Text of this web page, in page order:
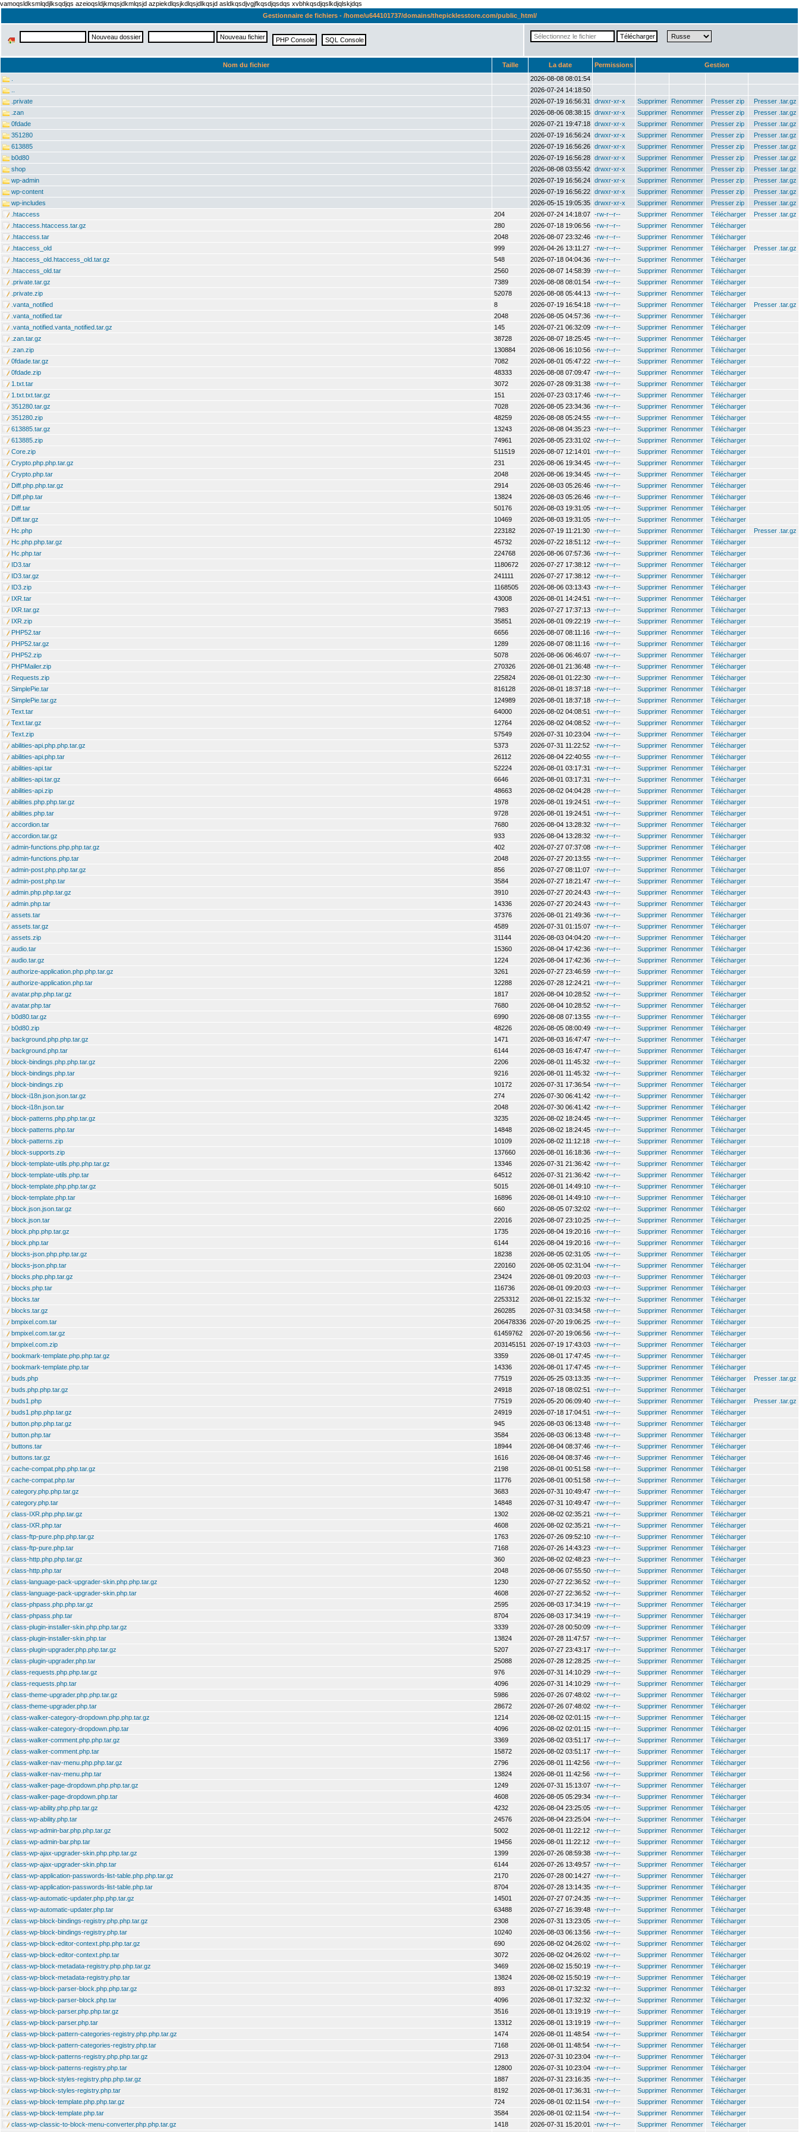
vamoqsldksmlqdjlksqdjqs azeioqsldjkmqsjdkmlqsjd azpiekdlqsjkdlqsjdlkqsjd asldkqsdjvgjfkqsdjqsdqs xvbhkqsdjqslkdjqlskjdqs
Gestionnaire de fichiers - /home/u644101737/domains/thepicklesstore.com/public_html/
Nom du fichier Taille La date Permissions
Gestion
2026-08-08 08:01:54
2026-07-24 14:18:50
.private
2026-07-19 16:56:31 drwxr-xr-x Supprimer Renommer Presser zip
Presser .tar.gz
.zan
2026-08-06 08:38:15 drwxr-xr-x Supprimer Renommer Presser zip
Presser .tar.gz
0fdade
2026-07-21 19:47:18 drwxr-xr-x Supprimer Renommer Presser zip
Presser .tar.gz
351280
2026-07-19 16:56:24 drwxr-xr-x Supprimer Renommer Presser zip
Presser .tar.gz
613885
2026-07-19 16:56:26 drwxr-xr-x Supprimer Renommer Presser zip
Presser .tar.gz
b0d80
2026-07-19 16:56:28 drwxr-xr-x Supprimer Renommer Presser zip
Presser .tar.gz
shop
2026-08-08 03:55:42 drwxr-xr-x Supprimer Renommer Presser zip
Presser .tar.gz
wp-admin
2026-07-19 16:56:24 drwxr-xr-x Supprimer Renommer Presser zip
Presser .tar.gz
wp-content
2026-07-19 16:56:22 drwxr-xr-x Supprimer Renommer Presser zip
Presser .tar.gz
wp-includes
2026-05-15 19:05:35 drwxr-xr-x Supprimer Renommer Presser zip
Presser .tar.gz
.htaccess
204 2026-07-24 14:18:07 -rw-r--r-- Supprimer Renommer Télécharger
Presser .tar.gz
.htaccess.htaccess.tar.gz
280 2026-07-18 19:06:56 -rw-r--r-- Supprimer Renommer
Télécharger
.htaccess.tar
2048 2026-08-07 23:32:46 -rw-r--r-- Supprimer Renommer
Télécharger
.htaccess_old
999 2026-04-26 13:11:27 -rw-r--r-- Supprimer Renommer Télécharger
Presser .tar.gz
.htaccess_old.htaccess_old.tar.gz
548 2026-07-18 04:04:36 -rw-r--r-- Supprimer Renommer
Télécharger
.htaccess_old.tar
2560 2026-08-07 14:58:39 -rw-r--r-- Supprimer Renommer
Télécharger
.private.tar.gz
7389 2026-08-08 08:01:54 -rw-r--r-- Supprimer Renommer
Télécharger
.private.zip
52078 2026-08-08 05:44:13 -rw-r--r-- Supprimer Renommer
Télécharger
.vanta_notified
8 2026-07-19 16:54:18 -rw-r--r-- Supprimer Renommer Télécharger
Presser .tar.gz
.vanta_notified.tar
2048 2026-08-05 04:57:36 -rw-r--r-- Supprimer Renommer
Télécharger
.vanta_notified.vanta_notified.tar.gz
145 2026-07-21 06:32:09 -rw-r--r-- Supprimer Renommer
Télécharger
.zan.tar.gz
38728 2026-08-07 18:25:45 -rw-r--r-- Supprimer Renommer
Télécharger
.zan.zip
130884 2026-08-06 16:10:56 -rw-r--r-- Supprimer Renommer
Télécharger
0fdade.tar.gz
7082 2026-08-01 05:47:22 -rw-r--r-- Supprimer Renommer
Télécharger
0fdade.zip
48333 2026-08-08 07:09:47 -rw-r--r-- Supprimer Renommer
Télécharger
1.txt.tar
3072 2026-07-28 09:31:38 -rw-r--r-- Supprimer Renommer
Télécharger
1.txt.txt.tar.gz
151 2026-07-23 03:17:46 -rw-r--r-- Supprimer Renommer
Télécharger
351280.tar.gz
7028 2026-08-05 23:34:36 -rw-r--r-- Supprimer Renommer
Télécharger
351280.zip
48259 2026-08-08 05:24:55 -rw-r--r-- Supprimer Renommer
Télécharger
613885.tar.gz
13243 2026-08-08 04:35:23 -rw-r--r-- Supprimer Renommer
Télécharger
613885.zip
74961 2026-08-05 23:31:02 -rw-r--r-- Supprimer Renommer
Télécharger
Core.zip
511519 2026-08-07 12:14:01 -rw-r--r-- Supprimer Renommer
Télécharger
Crypto.php.php.tar.gz
231 2026-08-06 19:34:45 -rw-r--r-- Supprimer Renommer
Télécharger
Crypto.php.tar
2048 2026-08-06 19:34:45 -rw-r--r-- Supprimer Renommer
Télécharger
Diff.php.php.tar.gz
2914 2026-08-03 05:26:46 -rw-r--r-- Supprimer Renommer
Télécharger
Diff.php.tar
13824 2026-08-03 05:26:46 -rw-r--r-- Supprimer Renommer
Télécharger
Diff.tar
50176 2026-08-03 19:31:05 -rw-r--r-- Supprimer Renommer
Télécharger
Diff.tar.gz
10469 2026-08-03 19:31:05 -rw-r--r-- Supprimer Renommer
Télécharger
Hc.php
223182 2026-07-19 11:21:30 -rw-r--r-- Supprimer Renommer Télécharger
Presser .tar.gz
Hc.php.php.tar.gz
45732 2026-07-22 18:51:12 -rw-r--r-- Supprimer Renommer
Télécharger
Hc.php.tar
224768 2026-08-06 07:57:36 -rw-r--r-- Supprimer Renommer
Télécharger
ID3.tar
1180672 2026-07-27 17:38:12 -rw-r--r-- Supprimer Renommer
Télécharger
ID3.tar.gz
241111 2026-07-27 17:38:12 -rw-r--r-- Supprimer Renommer
Télécharger
ID3.zip
1168505 2026-08-06 03:13:43 -rw-r--r-- Supprimer Renommer
Télécharger
IXR.tar
43008 2026-08-01 14:24:51 -rw-r--r-- Supprimer Renommer
Télécharger
IXR.tar.gz
7983 2026-07-27 17:37:13 -rw-r--r-- Supprimer Renommer
Télécharger
IXR.zip
35851 2026-08-01 09:22:19 -rw-r--r-- Supprimer Renommer
Télécharger
PHP52.tar
6656 2026-08-07 08:11:16 -rw-r--r-- Supprimer Renommer
Télécharger
PHP52.tar.gz
1289 2026-08-07 08:11:16 -rw-r--r-- Supprimer Renommer
Télécharger
PHP52.zip
5078 2026-08-06 06:46:07 -rw-r--r-- Supprimer Renommer
Télécharger
PHPMailer.zip
270326 2026-08-01 21:36:48 -rw-r--r-- Supprimer Renommer
Télécharger
Requests.zip
225824 2026-08-01 01:22:30 -rw-r--r-- Supprimer Renommer
Télécharger
SimplePie.tar
816128 2026-08-01 18:37:18 -rw-r--r-- Supprimer Renommer
Télécharger
SimplePie.tar.gz
124989 2026-08-01 18:37:18 -rw-r--r-- Supprimer Renommer
Télécharger
Text.tar
64000 2026-08-02 04:08:51 -rw-r--r-- Supprimer Renommer
Télécharger
Text.tar.gz
12764 2026-08-02 04:08:52 -rw-r--r-- Supprimer Renommer
Télécharger
Text.zip
57549 2026-07-31 10:23:04 -rw-r--r-- Supprimer Renommer
Télécharger
abilities-api.php.php.tar.gz
5373 2026-07-31 11:22:52 -rw-r--r-- Supprimer Renommer
Télécharger
abilities-api.php.tar
26112 2026-08-04 22:40:55 -rw-r--r-- Supprimer Renommer
Télécharger
abilities-api.tar
52224 2026-08-01 03:17:31 -rw-r--r-- Supprimer Renommer
Télécharger
abilities-api.tar.gz
6646 2026-08-01 03:17:31 -rw-r--r-- Supprimer Renommer
Télécharger
abilities-api.zip
48663 2026-08-02 04:04:28 -rw-r--r-- Supprimer Renommer
Télécharger
abilities.php.php.tar.gz
1978 2026-08-01 19:24:51 -rw-r--r-- Supprimer Renommer
Télécharger
abilities.php.tar
9728 2026-08-01 19:24:51 -rw-r--r-- Supprimer Renommer
Télécharger
accordion.tar
7680 2026-08-04 13:28:32 -rw-r--r-- Supprimer Renommer
Télécharger
accordion.tar.gz
933 2026-08-04 13:28:32 -rw-r--r-- Supprimer Renommer
Télécharger
admin-functions.php.php.tar.gz
402 2026-07-27 07:37:08 -rw-r--r-- Supprimer Renommer
Télécharger
admin-functions.php.tar
2048 2026-07-27 20:13:55 -rw-r--r-- Supprimer Renommer
Télécharger
admin-post.php.php.tar.gz
856 2026-07-27 08:11:07 -rw-r--r-- Supprimer Renommer
Télécharger
admin-post.php.tar
3584 2026-07-27 18:21:47 -rw-r--r-- Supprimer Renommer
Télécharger
admin.php.php.tar.gz
3910 2026-07-27 20:24:43 -rw-r--r-- Supprimer Renommer
Télécharger
admin.php.tar
14336 2026-07-27 20:24:43 -rw-r--r-- Supprimer Renommer
Télécharger
assets.tar
37376 2026-08-01 21:49:36 -rw-r--r-- Supprimer Renommer
Télécharger
assets.tar.gz
4589 2026-07-31 01:15:07 -rw-r--r-- Supprimer Renommer
Télécharger
assets.zip
31144 2026-08-03 04:04:20 -rw-r--r-- Supprimer Renommer
Télécharger
audio.tar
15360 2026-08-04 17:42:36 -rw-r--r-- Supprimer Renommer
Télécharger
audio.tar.gz
1224 2026-08-04 17:42:36 -rw-r--r-- Supprimer Renommer
Télécharger
authorize-application.php.php.tar.gz
3261 2026-07-27 23:46:59 -rw-r--r-- Supprimer Renommer
Télécharger
authorize-application.php.tar
12288 2026-07-28 12:24:21 -rw-r--r-- Supprimer Renommer
Télécharger
avatar.php.php.tar.gz
1817 2026-08-04 10:28:52 -rw-r--r-- Supprimer Renommer
Télécharger
avatar.php.tar
7680 2026-08-04 10:28:52 -rw-r--r-- Supprimer Renommer
Télécharger
b0d80.tar.gz
6990 2026-08-08 07:13:55 -rw-r--r-- Supprimer Renommer
Télécharger
b0d80.zip
48226 2026-08-05 08:00:49 -rw-r--r-- Supprimer Renommer
Télécharger
background.php.php.tar.gz
1471 2026-08-03 16:47:47 -rw-r--r-- Supprimer Renommer
Télécharger
background.php.tar
6144 2026-08-03 16:47:47 -rw-r--r-- Supprimer Renommer
Télécharger
block-bindings.php.php.tar.gz
2206 2026-08-01 11:45:32 -rw-r--r-- Supprimer Renommer
Télécharger
block-bindings.php.tar
9216 2026-08-01 11:45:32 -rw-r--r-- Supprimer Renommer
Télécharger
block-bindings.zip
10172 2026-07-31 17:36:54 -rw-r--r-- Supprimer Renommer
Télécharger
block-i18n.json.json.tar.gz
274 2026-07-30 06:41:42 -rw-r--r-- Supprimer Renommer
Télécharger
block-i18n.json.tar
2048 2026-07-30 06:41:42 -rw-r--r-- Supprimer Renommer
Télécharger
block-patterns.php.php.tar.gz
3235 2026-08-02 18:24:45 -rw-r--r-- Supprimer Renommer
Télécharger
block-patterns.php.tar
14848 2026-08-02 18:24:45 -rw-r--r-- Supprimer Renommer
Télécharger
block-patterns.zip
10109 2026-08-02 11:12:18 -rw-r--r-- Supprimer Renommer
Télécharger
block-supports.zip
137660 2026-08-01 16:18:36 -rw-r--r-- Supprimer Renommer
Télécharger
block-template-utils.php.php.tar.gz
13346 2026-07-31 21:36:42 -rw-r--r-- Supprimer Renommer
Télécharger
block-template-utils.php.tar
64512 2026-07-31 21:36:42 -rw-r--r-- Supprimer Renommer
Télécharger
block-template.php.php.tar.gz
5015 2026-08-01 14:49:10 -rw-r--r-- Supprimer Renommer
Télécharger
block-template.php.tar
16896 2026-08-01 14:49:10 -rw-r--r-- Supprimer Renommer
Télécharger
block.json.json.tar.gz
660 2026-08-05 07:32:02 -rw-r--r-- Supprimer Renommer
Télécharger
block.json.tar
22016 2026-08-07 23:10:25 -rw-r--r-- Supprimer Renommer
Télécharger
block.php.php.tar.gz
1735 2026-08-04 19:20:16 -rw-r--r-- Supprimer Renommer
Télécharger
block.php.tar
6144 2026-08-04 19:20:16 -rw-r--r-- Supprimer Renommer
Télécharger
blocks-json.php.php.tar.gz
18238 2026-08-05 02:31:05 -rw-r--r-- Supprimer Renommer
Télécharger
blocks-json.php.tar
220160 2026-08-05 02:31:04 -rw-r--r-- Supprimer Renommer
Télécharger
blocks.php.php.tar.gz
23424 2026-08-01 09:20:03 -rw-r--r-- Supprimer Renommer
Télécharger
blocks.php.tar
116736 2026-08-01 09:20:03 -rw-r--r-- Supprimer Renommer
Télécharger
blocks.tar
2253312 2026-08-01 22:15:32 -rw-r--r-- Supprimer Renommer
Télécharger
blocks.tar.gz
260285 2026-07-31 03:34:58 -rw-r--r-- Supprimer Renommer
Télécharger
bmpixel.com.tar
206478336 2026-07-20 19:06:25 -rw-r--r-- Supprimer Renommer
Télécharger
bmpixel.com.tar.gz
61459762 2026-07-20 19:06:56 -rw-r--r-- Supprimer Renommer
Télécharger
bmpixel.com.zip
203145151 2026-07-19 17:43:03 -rw-r--r-- Supprimer Renommer
Télécharger
bookmark-template.php.php.tar.gz
3359 2026-08-01 17:47:45 -rw-r--r-- Supprimer Renommer
Télécharger
bookmark-template.php.tar
14336 2026-08-01 17:47:45 -rw-r--r-- Supprimer Renommer
Télécharger
buds.php
77519 2026-05-25 03:13:35 -rw-r--r-- Supprimer Renommer Télécharger
Presser .tar.gz
buds.php.php.tar.gz
24918 2026-07-18 08:02:51 -rw-r--r-- Supprimer Renommer
Télécharger
buds1.php
77519 2026-05-20 06:09:40 -rw-r--r-- Supprimer Renommer Télécharger
Presser .tar.gz
buds1.php.php.tar.gz
24919 2026-07-18 17:04:51 -rw-r--r-- Supprimer Renommer
Télécharger
button.php.php.tar.gz
945 2026-08-03 06:13:48 -rw-r--r-- Supprimer Renommer
Télécharger
button.php.tar
3584 2026-08-03 06:13:48 -rw-r--r-- Supprimer Renommer
Télécharger
buttons.tar
18944 2026-08-04 08:37:46 -rw-r--r-- Supprimer Renommer
Télécharger
buttons.tar.gz
1616 2026-08-04 08:37:46 -rw-r--r-- Supprimer Renommer
Télécharger
cache-compat.php.php.tar.gz
2198 2026-08-01 00:51:58 -rw-r--r-- Supprimer Renommer
Télécharger
cache-compat.php.tar
11776 2026-08-01 00:51:58 -rw-r--r-- Supprimer Renommer
Télécharger
category.php.php.tar.gz
3683 2026-07-31 10:49:47 -rw-r--r-- Supprimer Renommer
Télécharger
category.php.tar
14848 2026-07-31 10:49:47 -rw-r--r-- Supprimer Renommer
Télécharger
class-IXR.php.php.tar.gz
1302 2026-08-02 02:35:21 -rw-r--r-- Supprimer Renommer
Télécharger
class-IXR.php.tar
4608 2026-08-02 02:35:21 -rw-r--r-- Supprimer Renommer
Télécharger
class-ftp-pure.php.php.tar.gz
1763 2026-07-26 09:52:10 -rw-r--r-- Supprimer Renommer
Télécharger
class-ftp-pure.php.tar
7168 2026-07-26 14:43:23 -rw-r--r-- Supprimer Renommer
Télécharger
class-http.php.php.tar.gz
360 2026-08-02 02:48:23 -rw-r--r-- Supprimer Renommer
Télécharger
class-http.php.tar
2048 2026-08-06 07:55:50 -rw-r--r-- Supprimer Renommer
Télécharger
class-language-pack-upgrader-skin.php.php.tar.gz
1230 2026-07-27 22:36:52 -rw-r--r-- Supprimer Renommer
Télécharger
class-language-pack-upgrader-skin.php.tar
4608 2026-07-27 22:36:52 -rw-r--r-- Supprimer Renommer
Télécharger
class-phpass.php.php.tar.gz
2595 2026-08-03 17:34:19 -rw-r--r-- Supprimer Renommer
Télécharger
class-phpass.php.tar
8704 2026-08-03 17:34:19 -rw-r--r-- Supprimer Renommer
Télécharger
class-plugin-installer-skin.php.php.tar.gz
3339 2026-07-28 00:50:09 -rw-r--r-- Supprimer Renommer
Télécharger
class-plugin-installer-skin.php.tar
13824 2026-07-28 11:47:57 -rw-r--r-- Supprimer Renommer
Télécharger
class-plugin-upgrader.php.php.tar.gz
5207 2026-07-27 23:43:17 -rw-r--r-- Supprimer Renommer
Télécharger
class-plugin-upgrader.php.tar
25088 2026-07-28 12:28:25 -rw-r--r-- Supprimer Renommer
Télécharger
class-requests.php.php.tar.gz
976 2026-07-31 14:10:29 -rw-r--r-- Supprimer Renommer
Télécharger
class-requests.php.tar
4096 2026-07-31 14:10:29 -rw-r--r-- Supprimer Renommer
Télécharger
class-theme-upgrader.php.php.tar.gz
5986 2026-07-26 07:48:02 -rw-r--r-- Supprimer Renommer
Télécharger
class-theme-upgrader.php.tar
28672 2026-07-26 07:48:02 -rw-r--r-- Supprimer Renommer
Télécharger
class-walker-category-dropdown.php.php.tar.gz
1214 2026-08-02 02:01:15 -rw-r--r-- Supprimer Renommer
Télécharger
class-walker-category-dropdown.php.tar
4096 2026-08-02 02:01:15 -rw-r--r-- Supprimer Renommer
Télécharger
class-walker-comment.php.php.tar.gz
3369 2026-08-02 03:51:17 -rw-r--r-- Supprimer Renommer
Télécharger
class-walker-comment.php.tar
15872 2026-08-02 03:51:17 -rw-r--r-- Supprimer Renommer
Télécharger
class-walker-nav-menu.php.php.tar.gz
2796 2026-08-01 11:42:56 -rw-r--r-- Supprimer Renommer
Télécharger
class-walker-nav-menu.php.tar
13824 2026-08-01 11:42:56 -rw-r--r-- Supprimer Renommer
Télécharger
class-walker-page-dropdown.php.php.tar.gz
1249 2026-07-31 15:13:07 -rw-r--r-- Supprimer Renommer
Télécharger
class-walker-page-dropdown.php.tar
4608 2026-08-05 05:29:34 -rw-r--r-- Supprimer Renommer
Télécharger
class-wp-ability.php.php.tar.gz
4232 2026-08-04 23:25:05 -rw-r--r-- Supprimer Renommer
Télécharger
class-wp-ability.php.tar
24576 2026-08-04 23:25:04 -rw-r--r-- Supprimer Renommer
Télécharger
class-wp-admin-bar.php.php.tar.gz
5002 2026-08-01 11:22:12 -rw-r--r-- Supprimer Renommer
Télécharger
class-wp-admin-bar.php.tar
19456 2026-08-01 11:22:12 -rw-r--r-- Supprimer Renommer
Télécharger
class-wp-ajax-upgrader-skin.php.php.tar.gz
1399 2026-07-26 08:59:38 -rw-r--r-- Supprimer Renommer
Télécharger
class-wp-ajax-upgrader-skin.php.tar
6144 2026-07-26 13:49:57 -rw-r--r-- Supprimer Renommer
Télécharger
class-wp-application-passwords-list-table.php.php.tar.gz
2170 2026-07-28 00:14:27 -rw-r--r-- Supprimer Renommer
Télécharger
class-wp-application-passwords-list-table.php.tar
8704 2026-07-28 13:14:35 -rw-r--r-- Supprimer Renommer
Télécharger
class-wp-automatic-updater.php.php.tar.gz
14501 2026-07-27 07:24:35 -rw-r--r-- Supprimer Renommer
Télécharger
class-wp-automatic-updater.php.tar
63488 2026-07-27 16:39:48 -rw-r--r-- Supprimer Renommer
Télécharger
class-wp-block-bindings-registry.php.php.tar.gz
2308 2026-07-31 13:23:05 -rw-r--r-- Supprimer Renommer
Télécharger
class-wp-block-bindings-registry.php.tar
10240 2026-08-03 06:13:56 -rw-r--r-- Supprimer Renommer
Télécharger
class-wp-block-editor-context.php.php.tar.gz
690 2026-08-02 04:26:02 -rw-r--r-- Supprimer Renommer
Télécharger
class-wp-block-editor-context.php.tar
3072 2026-08-02 04:26:02 -rw-r--r-- Supprimer Renommer
Télécharger
class-wp-block-metadata-registry.php.php.tar.gz
3469 2026-08-02 15:50:19 -rw-r--r-- Supprimer Renommer
Télécharger
class-wp-block-metadata-registry.php.tar
13824 2026-08-02 15:50:19 -rw-r--r-- Supprimer Renommer
Télécharger
class-wp-block-parser-block.php.php.tar.gz
893 2026-08-01 17:32:32 -rw-r--r-- Supprimer Renommer
Télécharger
class-wp-block-parser-block.php.tar
4096 2026-08-01 17:32:32 -rw-r--r-- Supprimer Renommer
Télécharger
class-wp-block-parser.php.php.tar.gz
3516 2026-08-01 13:19:19 -rw-r--r-- Supprimer Renommer
Télécharger
class-wp-block-parser.php.tar
13312 2026-08-01 13:19:19 -rw-r--r-- Supprimer Renommer
Télécharger
class-wp-block-pattern-categories-registry.php.php.tar.gz
1474 2026-08-01 11:48:54 -rw-r--r-- Supprimer Renommer
Télécharger
class-wp-block-pattern-categories-registry.php.tar
7168 2026-08-01 11:48:54 -rw-r--r-- Supprimer Renommer
Télécharger
class-wp-block-patterns-registry.php.php.tar.gz
2913 2026-07-31 10:23:04 -rw-r--r-- Supprimer Renommer
Télécharger
class-wp-block-patterns-registry.php.tar
12800 2026-07-31 10:23:04 -rw-r--r-- Supprimer Renommer
Télécharger
class-wp-block-styles-registry.php.php.tar.gz
1887 2026-07-31 23:16:35 -rw-r--r-- Supprimer Renommer
Télécharger
class-wp-block-styles-registry.php.tar
8192 2026-08-01 17:36:31 -rw-r--r-- Supprimer Renommer
Télécharger
class-wp-block-template.php.php.tar.gz
724 2026-08-01 02:11:54 -rw-r--r-- Supprimer Renommer
Télécharger
class-wp-block-template.php.tar
3584 2026-08-01 02:11:54 -rw-r--r-- Supprimer Renommer
Télécharger
class-wp-classic-to-block-menu-converter.php.php.tar.gz
1418 2026-07-31 15:20:01 -rw-r--r-- Supprimer Renommer Télécharger